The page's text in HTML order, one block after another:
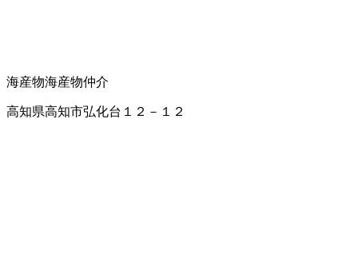
海産物海産物仲介
高知県高知市弘化台１２－１２